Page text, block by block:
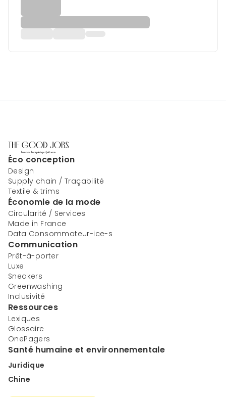
Éco conception
Design
Supply chain / Traçabilité
Textile & trims
Économie de la mode
Circularité / Services
Made in France
Data Consommateur-ice-s
Communication
Prêt-à-porter
Luxe
Sneakers
Greenwashing
Inclusivité
Ressources
Lexiques
Glossaire
OnePagers
Santé humaine et environnementale
Juridique
Chine